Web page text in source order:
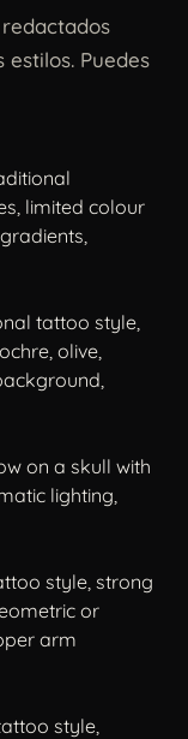
Puedes
limited colour
tattoo style,
olive,
on a skull with
lighting,
style, strong
or
arm
style,